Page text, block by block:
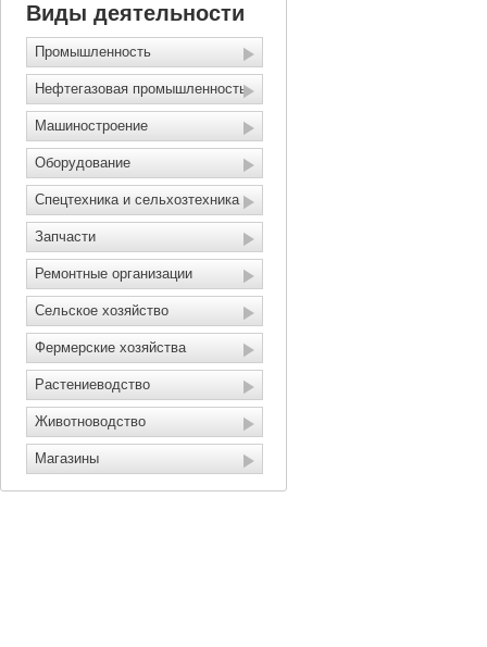
Виды деятельности
Промышленность
Нефтегазовая промышленность
Машиностроение
Оборудование
Спецтехника и сельхозтехника
Запчасти
Ремонтные организации
Сельское хозяйство
Фермерские хозяйства
Растениеводство
Животноводство
Магазины